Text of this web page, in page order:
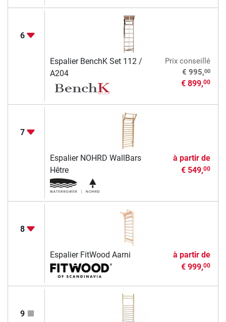
6
Espalier BenchK Set 112 /
A204
Prix conseillé
€ 995,00
€ 899,00
7
Espalier NOHRD WallBars
Hêtre
à partir de
€ 549,00
8
Espalier FitWood Aarni
à partir de
€ 999,00
9